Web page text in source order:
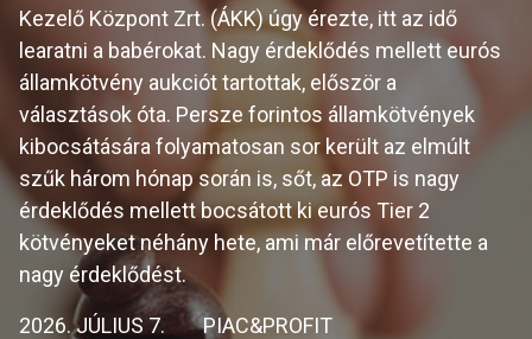
Kezelő Központ Zrt. (ÁKK) úgy érezte, itt az idő
learatni a babérokat. Nagy érdeklődés mellett eurós
államkötvény aukciót tartottak, először a
választások óta. Persze forintos államkötvények
kibocsátására folyamatosan sor került az elmúlt
szűk három hónap során is, sőt, az OTP is nagy
érdeklődés mellett bocsátott ki eurós Tier 2
kötvényeket néhány hete, ami már előrevetítette a
nagy érdeklődést.
2026. JÚLIUS 7. PIAC&PROFIT